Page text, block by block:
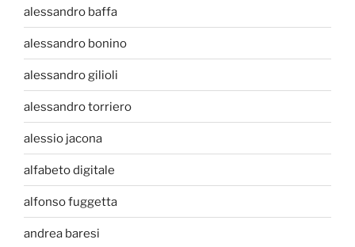
alessandro baffa
alessandro bonino
alessandro gilioli
alessandro torriero
alessio jacona
alfabeto digitale
alfonso fuggetta
andrea baresi